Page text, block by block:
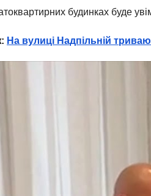
будинках буде
На вулиці Надпільній